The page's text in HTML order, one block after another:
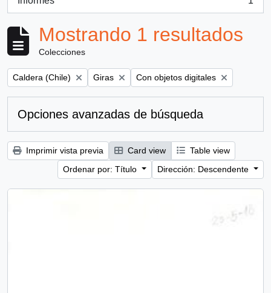
, 1 resultados
Mostrando 1 resultados
Colecciones
Remove filter:
Caldera (Chile) Remove filter:
Giras Remove filter:
Con objetos digitales
Opciones avanzadas de búsqueda
Imprimir vista previa Card view
Table view
Ordenar por: Título
Dirección: Descendente